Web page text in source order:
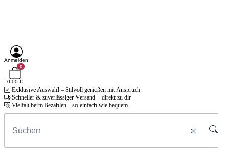
Anmelden
0
0,00 €
Exklusive Auswahl – Stilvoll genießen mit Anspruch
Schneller & zuverlässiger Versand – direkt zu dir
Vielfalt beim Bezahlen – so einfach wie bequem